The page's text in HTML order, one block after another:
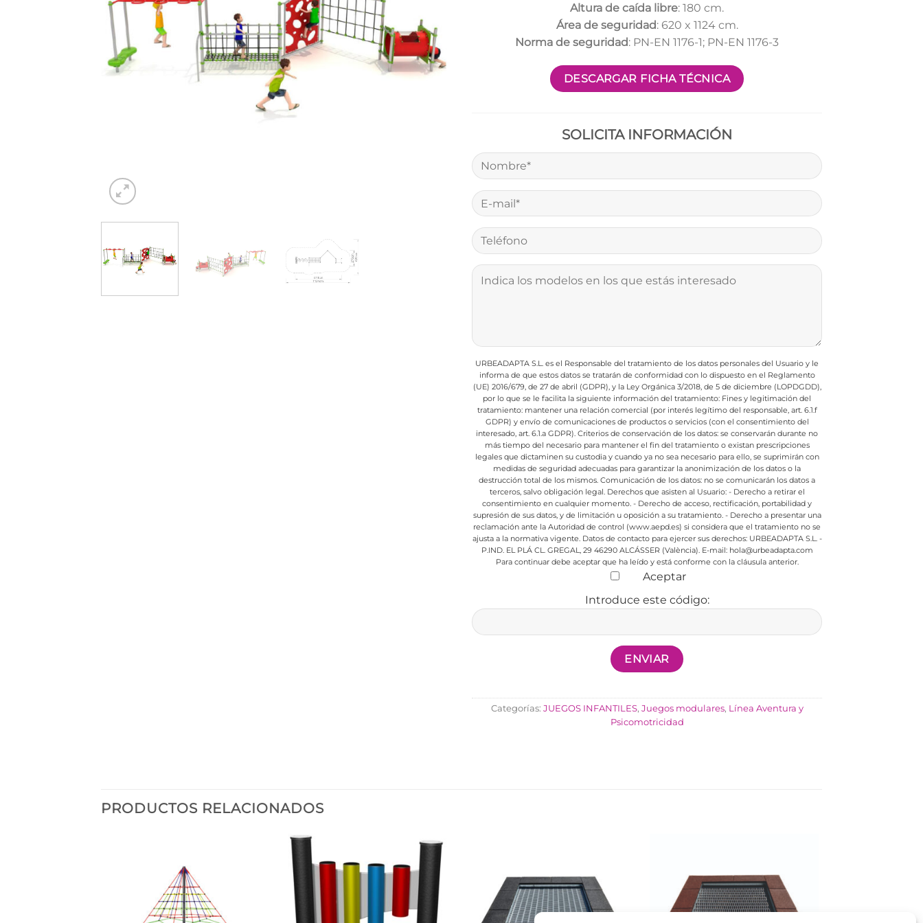
Altura de caída libre: 180 cm.
Área de seguridad: 620 x 1124 cm.
Norma de seguridad: PN-EN 1176-1; PN-EN 1176-3
DESCARGAR FICHA TÉCNICA
SOLICITA INFORMACIÓN
URBEADAPTA S.L. es el Responsable del tratamiento de los datos personales del Usuario y le
informa de que estos datos se tratarán de conformidad con lo dispuesto en el Reglamento
(UE) 2016/679, de 27 de abril (GDPR), y la Ley Orgánica 3/2018, de 5 de diciembre (LOPDGDD),
por lo que se le facilita la siguiente información del tratamiento: Fines y legitimación del
tratamiento: mantener una relación comercial (por interés legítimo del responsable, art. 6.1.f
GDPR) y envío de comunicaciones de productos o servicios (con el consentimiento del
interesado, art. 6.1.a GDPR). Criterios de conservación de los datos: se conservarán durante no
más tiempo del necesario para mantener el fin del tratamiento o existan prescripciones
legales que dictaminen su custodia y cuando ya no sea necesario para ello, se suprimirán con
medidas de seguridad adecuadas para garantizar la anonimización de los datos o la
destrucción total de los mismos. Comunicación de los datos: no se comunicarán los datos a
terceros, salvo obligación legal.Derechos que asisten al Usuario:- Derecho a retirar el
consentimiento en cualquier momento. - Derecho de acceso, rectificación, portabilidad y
supresión de sus datos, y de limitación u oposición a su tratamiento.- Derecho a presentar una
reclamación ante la Autoridad de control (www.aepd.es) si considera que el tratamiento no se
ajusta a la normativa vigente.Datos de contacto para ejercer sus derechos:URBEADAPTA S.L. -
P.IND. EL PLÁ CL. GREGAL, 29 46290 ALCÁSSER (València). E-mail: hola@urbeadapta.com
Para continuar debe aceptar que ha leído y está conforme con la cláusula anterior.
Aceptar
Introduce este código:
Categorías: JUEGOS INFANTILES, Juegos modulares, Línea Aventura y
Psicomotricidad
PRODUCTOS RELACIONADOS